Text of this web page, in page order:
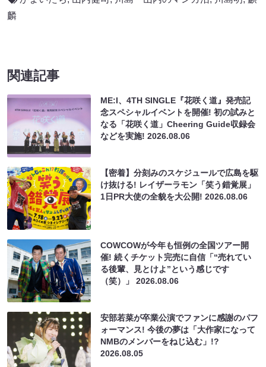
麟
関連記事
ME:I、4TH SINGLE『花咲く道』発売記
念スペシャルイベントを開催! 初の試みと
なる「花咲く道」Cheering Guide収録会
などを実施!2026.08.06
【密着】分刻みのスケジュールで広島を駆
け抜ける! レイザーラモン「笑う錯覚展」
1日PR大使の全貌を大公開!2026.08.06
COWCOWが今年も恒例の全国ツアー開
催! 続くチケット完売に自信「“売れてい
る後輩、見とけよ”という感じです
（笑）」2026.08.06
安部若菜が卒業公演でファンに感謝のパフ
ォーマンス! 今後の夢は「大作家になって
NMBのメンバーをねじ込む」!?
2026.08.05